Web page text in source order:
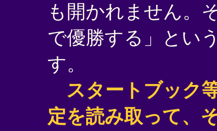
も開かれません。
で優勝する」とい
す。
スタートブック
定を読み取って、